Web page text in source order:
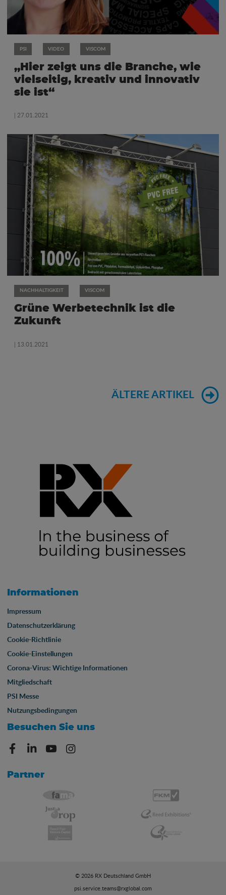
PSI VIDEO VISCOM
„Hier zeigt uns die Branche, wie
vielseitig, kreativ und innovativ
sie ist“
| 27.01.2021
NACHHALTIGKEIT VISCOM
Grüne Werbetechnik ist die
Zukunft
| 13.01.2021
ÄLTERE ARTIKEL
Informationen
Impressum
Datenschutzerklärung
Cookie-Richtlinie
Cookie-Einstellungen
Corona-Virus: Wichtige Informationen
Mitgliedschaft
PSI Messe
Nutzungsbedingungen
Besuchen Sie uns
Partner
© 2026 RX Deutschland GmbH
psi.service.teams@rxglobal.com